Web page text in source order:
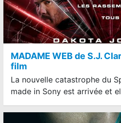
MADAME WEB de S.J.
film
La nouvelle catastrophe du
made in Sony est arrivée et